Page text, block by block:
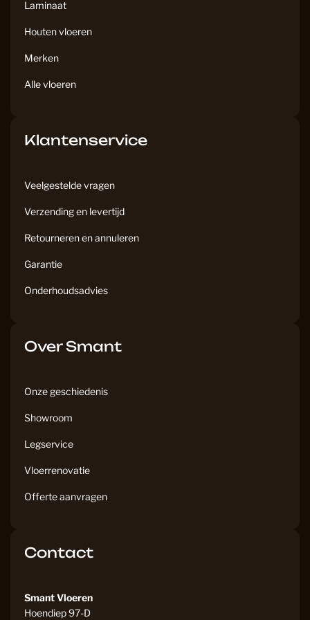
Laminaat
Houten vloeren
Merken
Alle vloeren
Klantenservice
Veelgestelde vragen
Verzending en levertijd
Retourneren en annuleren
Garantie
Onderhoudsadvies
Over Smant
Onze geschiedenis
Showroom
Legservice
Vloerrenovatie
Offerte aanvragen
Contact
Smant Vloeren
Hoendiep 97-D